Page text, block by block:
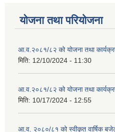
योजना तथा परियोजना
आ.व.२०८१/८२ को योजना तथा
मिति: 12/10/2024 - 11:30
आ.व.२०८१/८२ को योजना तथा
मिति: 10/17/2024 - 12:55
आ.व. २०८०/८१ को स्वीकृत वार्षिक